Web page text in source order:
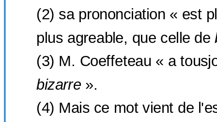
(2) sa prononciation « est
plus agreable, que celle de
(3) M. Coeffeteau « a
bizarre ».
(4) Mais ce mot vient de